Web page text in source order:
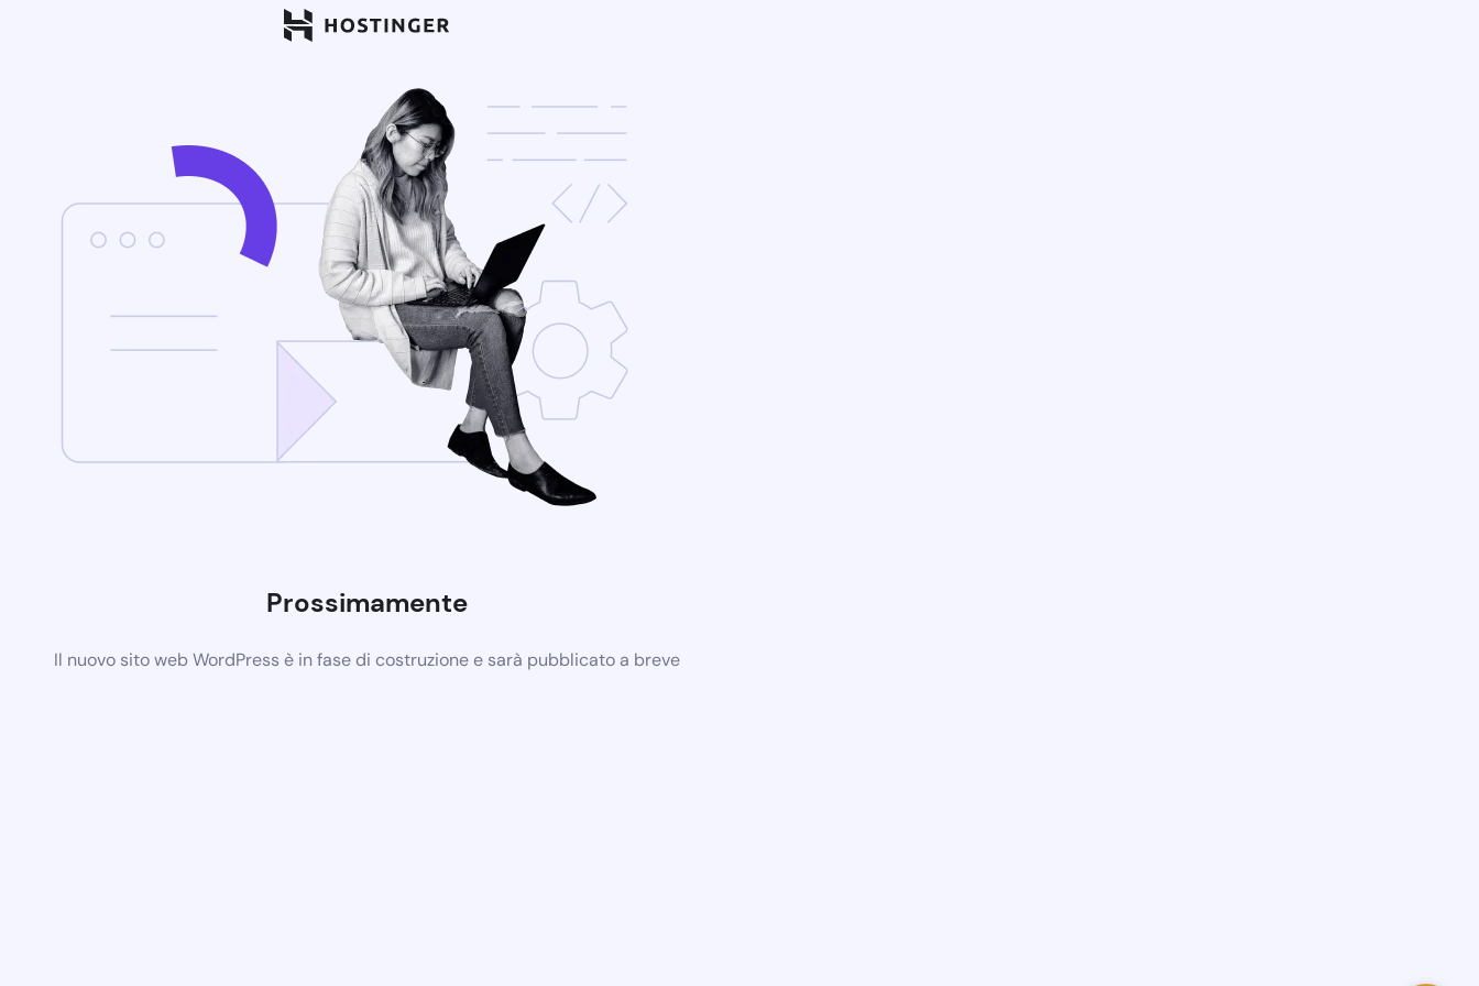
Prossimamente
Il nuovo sito web WordPress è in fase di costruzione e sarà pubblicato a breve